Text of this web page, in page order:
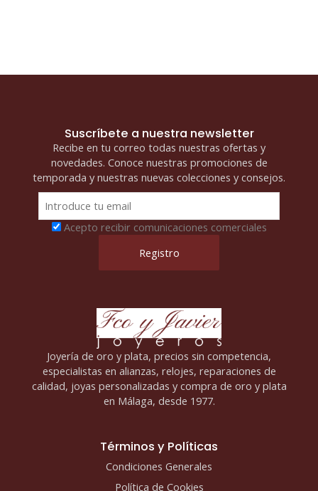
Suscríbete a nuestra newsletter
Recibe en tu correo todas nuestras ofertas y
novedades. Conoce nuestras promociones de
temporada y nuestras nuevas colecciones y consejos.
Acepto recibir comunicaciones comerciales
Joyería de oro y plata, precios sin competencia,
especialistas en alianzas, relojes, reparaciones de
calidad, joyas personalizadas y compra de oro y plata
en Málaga, desde 1977.
Términos y Políticas
Condiciones Generales
Política de Cookies